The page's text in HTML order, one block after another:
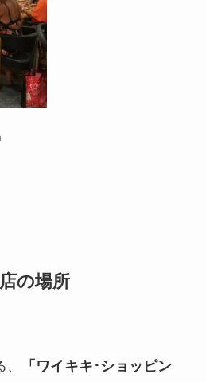
の場所
「ワイキキ･ショッピン